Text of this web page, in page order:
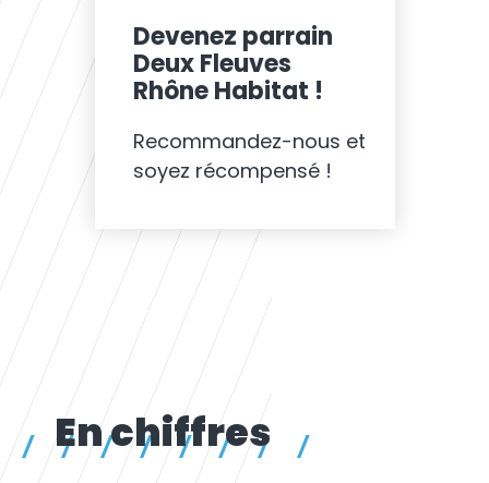
Devenez parrain
Deux Fleuves
Rhône Habitat !
Recommandez-nous et
soyez récompensé !
En chiffres